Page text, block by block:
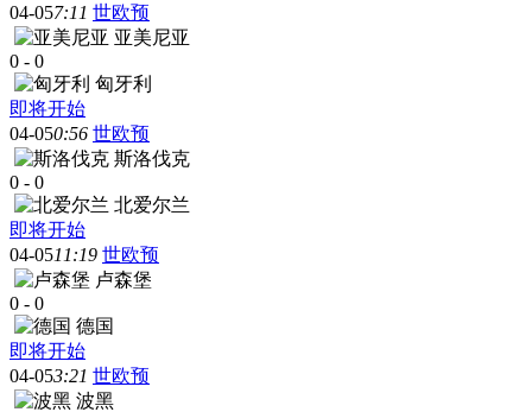
04-057:11 世欧预
亚美尼亚
0 - 0
匈牙利
即将开始
04-050:56 世欧预
斯洛伐克
0 - 0
北爱尔兰
即将开始
04-0511:19 世欧预
卢森堡
0 - 0
德国
即将开始
04-053:21 世欧预
波黑